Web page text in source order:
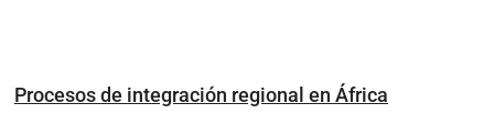
Procesos de integración regional en África